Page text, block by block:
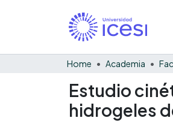
Home Academia
Estudio
hidrogeles